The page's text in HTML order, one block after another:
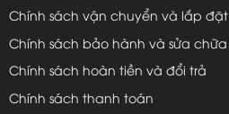
Chính sách vận chuyển và lắp đặt
Chính sách bảo hành và sửa chữa
Chính sách hoàn tiền và đổi trả
Chính sách thanh toán